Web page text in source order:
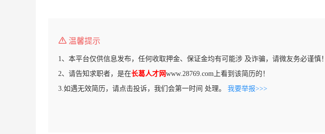
温馨提示
1、本平台仅供信息发布，任何收取押金、保证金均有可能涉 及诈骗，请微友务必谨慎！
2、请告知求职者，是在长葛人才网www.28769.com上看到该简历的！
3.如遇无效简历，请点击投诉，我们会第一时间 处理。 我要举报>>>